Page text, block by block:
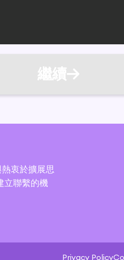
繼續
衷於擴展思
立聯繫的機
Privacy Policy